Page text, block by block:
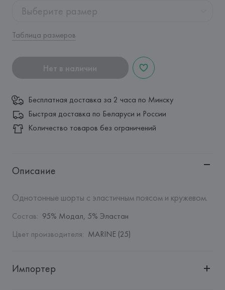
Выберите размер
Таблица размеров
Нет в наличии
Бесплатная доставка за 2 часа по Минску
Быстрая доставка по Беларуси и России
Количество товаров без ограничений
Описание
Однотонные шорты с эластичным поясом и кружевом.
Состав: 95% Модал, 5% Эластан
Цвет производителя: MARINE (25)
Импортер